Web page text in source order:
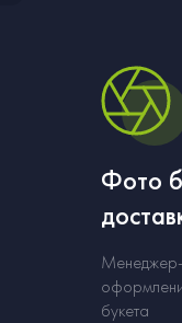
Фото
букета